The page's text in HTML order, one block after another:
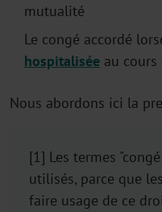
mutualité
Le congé accordé
hospitalisée au
Nous abordons ici la
[1] Les termes
utilisés, parce que
faire usage de ce